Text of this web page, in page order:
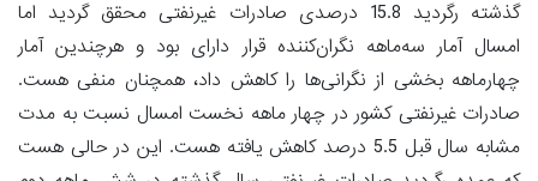
گذشته رگردید 15.8 درصدی صادرات غیرنفتی محقق گردید اما
امسال آمار سه‌ماهه نگران‌کننده قرار دارای بود و هرچندین آمار
چهارماهه بخشی از نگرانی‌ها را کاهش داد، همچنان منفی هست.
صادرات غیرنفتی کشور در چهار ماهه نخست امسال نسبت به مدت
مشابه سال قبل 5.5 درصد کاهش یافته هست. این در حالی هست